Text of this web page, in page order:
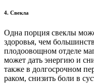
4. Свекла
Одна порция свеклы
здоровья, чем
плодоовощном отделе
может дать энергию и
также в долгосрочном
раком, снизить боли в